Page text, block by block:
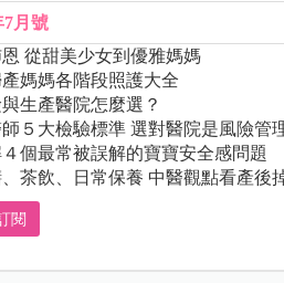
7月號
從甜美少女到優雅媽媽
媽媽各階段照護大全
生產醫院怎麼選？
５大檢驗標準 選對醫院是風險管
個最常被誤解的寶寶安全感問題
茶飲、日常保養 中醫觀點看產後
閱